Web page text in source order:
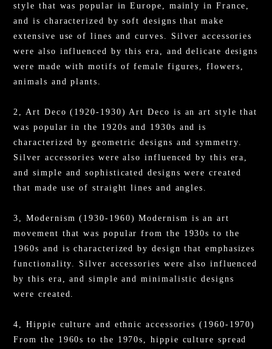
style that was popular in Europe, mainly in France,
and is characterized by soft designs that make
extensive use of lines and curves. Silver accessories
were also influenced by this era, and delicate designs
were made with motifs of female figures, flowers,
animals and plants.
2, Art Deco (1920-1930) Art Deco is an art style that
was popular in the 1920s and 1930s and is
characterized by geometric designs and symmetry.
Silver accessories were also influenced by this era,
and simple and sophisticated designs were created
that made use of straight lines and angles.
3, Modernism (1930-1960) Modernism is an art
movement that was popular from the 1930s to the
1960s and is characterized by design that emphasizes
functionality. Silver accessories were also influenced
by this era, and simple and minimalistic designs
were created.
4, Hippie culture and ethnic accessories (1960-1970)
From the 1960s to the 1970s, hippie culture spread